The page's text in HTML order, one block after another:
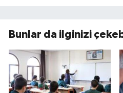
Bunlar da ilginizi